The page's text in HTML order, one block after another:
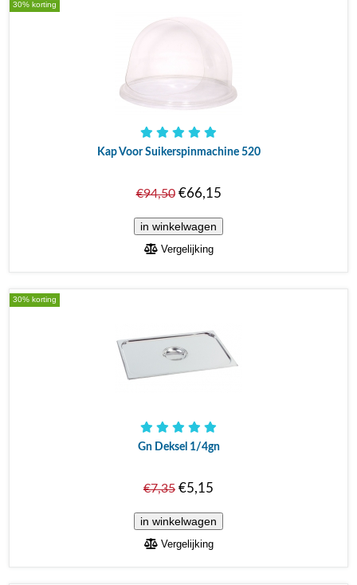
30% korting
Kap Voor Suikerspinmachine 520
€94,50€66,15
Vergelijking
30% korting
Gn Deksel 1/4gn
€7,35 €5,15
Vergelijking